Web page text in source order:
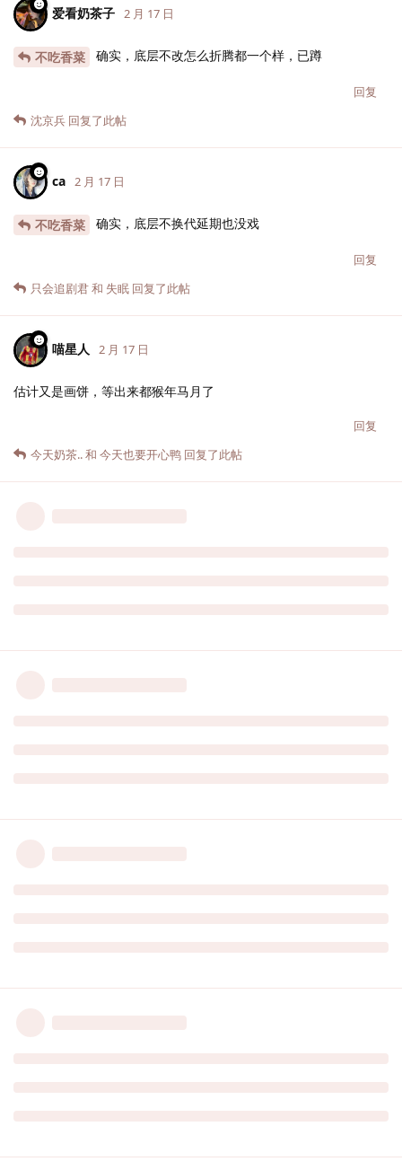
爱看奶茶子 2 月 17 日
不吃香菜 确实，底层不改怎么折腾都一个样，已蹲
回复
沈京兵 回复了此帖
ca 2 月 17 日
不吃香菜 确实，底层不换代延期也没戏
回复
只会追剧君和 失眠 回复了此帖
喵星人 2 月 17 日
估计又是画饼，等出来都猴年马月了
回复
今天奶茶..和 今天也要开心鸭 回复了此帖